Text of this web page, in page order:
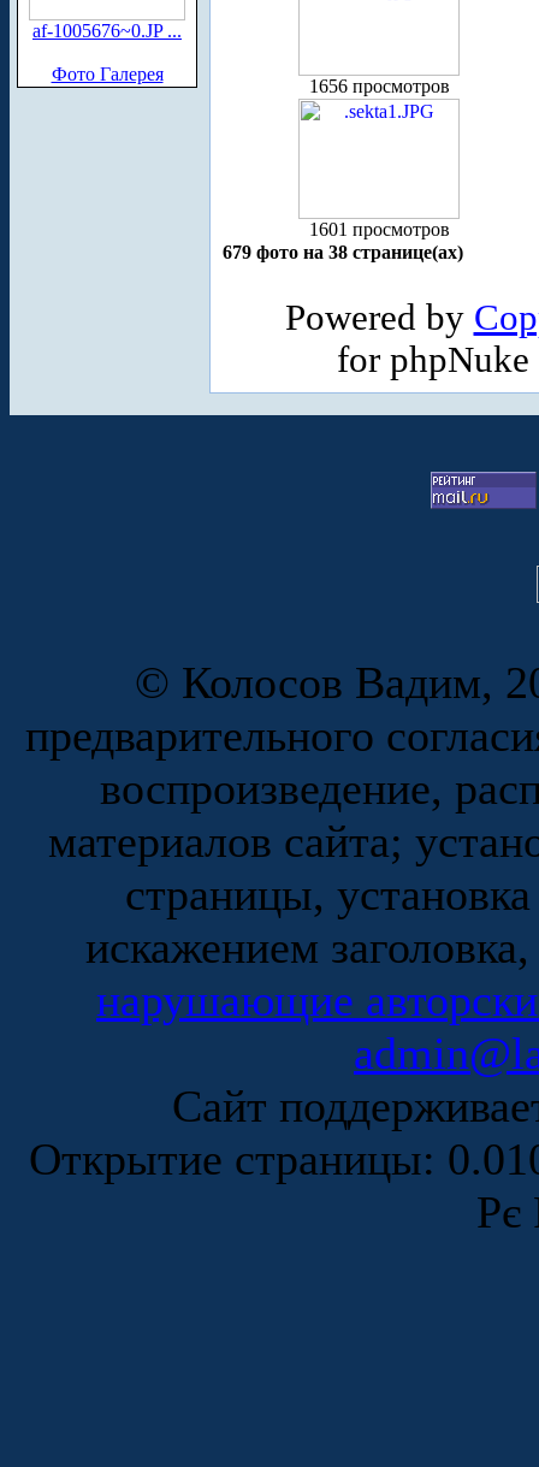
af-1005676~0.JP ...
Фото Галерея
1656 просмотров
1601 просмотров
679 фото на 38 странице(ах)
Powered by
for
© Колосов Вадим,
предварительного
воспроизведение,
материалов сайта;
страницы,
искажением
нарушающие
Сайт
Открытие страницы:
Рє